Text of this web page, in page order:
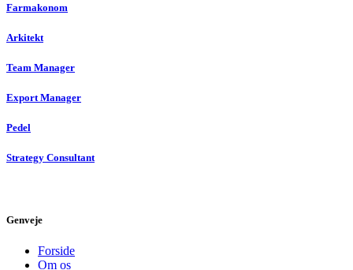
Farmakonom
Arkitekt
Team Manager
Export Manager
Pedel
Strategy Consultant
Genveje
Forside
Om os